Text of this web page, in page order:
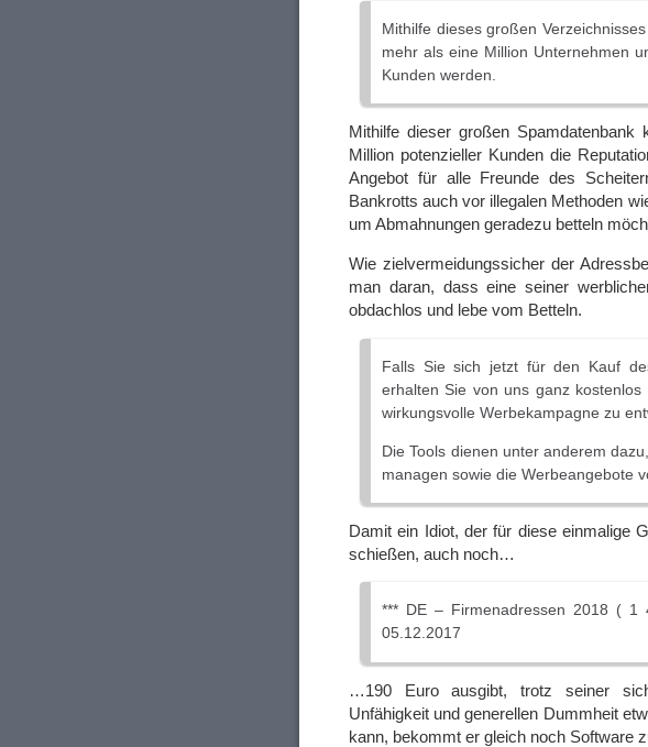
Mithilfe dieses großen
mehr als eine Million Unternehmen
Kunden werden.
Mithilfe dieser großen
Million potenzieller Kunden die
Angebot für alle Freunde des
Bankrotts auch vor illegalen Methoden
um Abmahnungen geradezu betteln
Wie zielvermeidungssicher der
man daran, dass eine seiner
obdachlos und lebe vom Betteln.
Falls Sie sich jetzt für den Kauf
erhalten Sie von uns ganz
wirkungsvolle Werbekampagne zu
Die Tools dienen unter anderem
managen sowie die Werbeangebote
Damit ein Idiot, der für diese einmalige
schießen, auch noch…
*** DE – Firmenadressen 2018 (
05.12.2017
…190 Euro ausgibt, trotz seiner
Unfähigkeit und generellen Dummheit
kann, bekommt er gleich noch Software